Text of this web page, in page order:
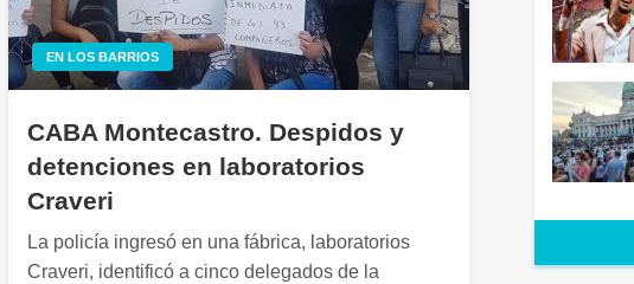
EN LOS BARRIOS
CABA Montecastro. Despidos y
detenciones en laboratorios
Craveri
La policía ingresó en una fábrica, laboratorios
Craveri, identificó a cinco delegados de la